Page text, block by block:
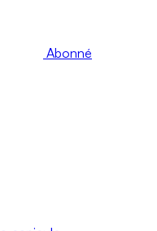
Abonné